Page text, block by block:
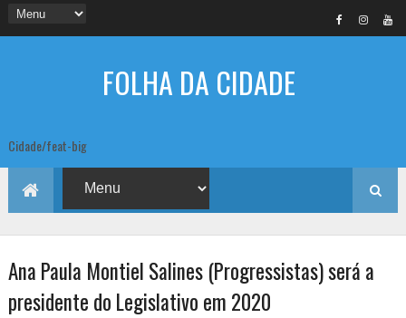
FOLHA DA CIDADE
Cidade/feat-big
Ana Paula Montiel Salines (Progressistas) será a
presidente do Legislativo em 2020